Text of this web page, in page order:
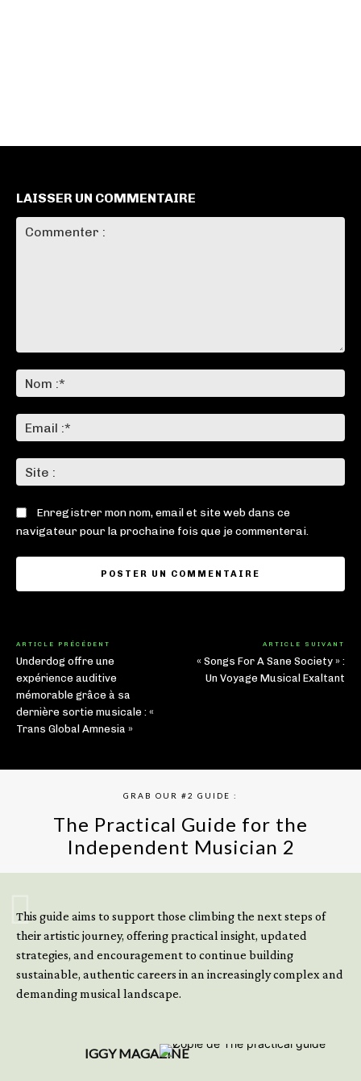
LAISSER UN COMMENTAIRE
:*
:*
:
Enregistrer mon nom, email et site web dans ce
navigateur pour la prochaine fois que je commenterai.
ARTICLE PRÉCÉDENT
Underdog offre une
expérience auditive
mémorable grâce à sa
dernière sortie musicale : «
Trans Global Amnesia »
ARTICLE SUIVANT
« Songs For A Sane Society » :
Un Voyage Musical Exaltant
GRAB OUR #2 GUIDE :
The Practical Guide for the
Independent Musician 2
This guide aims to support those climbing the next steps of
their artistic journey, offering practical insight, updated
strategies, and encouragement to continue building
sustainable, authentic careers in an increasingly complex and
demanding musical landscape.
IGGY MAGAZINE